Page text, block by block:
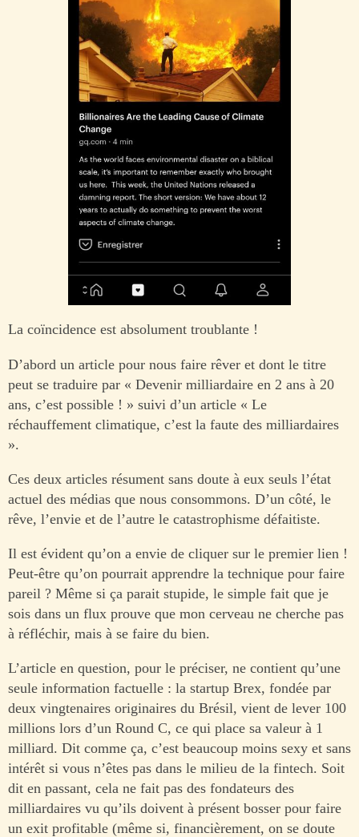
La coïncidence est absolument troublante !
D’abord un article pour nous faire rêver et dont le titre
peut se traduire par « Devenir milliardaire en 2 ans à 20
ans, c’est possible ! » suivi d’un article « Le
réchauffement climatique, c’est la faute des milliardaires
».
Ces deux articles résument sans doute à eux seuls l’état
actuel des médias que nous consommons. D’un côté, le
rêve, l’envie et de l’autre le catastrophisme défaitiste.
Il est évident qu’on a envie de cliquer sur le premier lien !
Peut-être qu’on pourrait apprendre la technique pour faire
pareil ? Même si ça parait stupide, le simple fait que je
sois dans un flux prouve que mon cerveau ne cherche pas
à réfléchir, mais à se faire du bien.
L’article en question, pour le préciser, ne contient qu’une
seule information factuelle : la startup Brex, fondée par
deux vingtenaires originaires du Brésil, vient de lever 100
millions lors d’un Round C, ce qui place sa valeur à 1
milliard. Dit comme ça, c’est beaucoup moins sexy et sans
intérêt si vous n’êtes pas dans le milieu de la fintech. Soit
dit en passant, cela ne fait pas des fondateurs des
milliardaires vu qu’ils doivent à présent bosser pour faire
un exit profitable (même si, financièrement, on se doute